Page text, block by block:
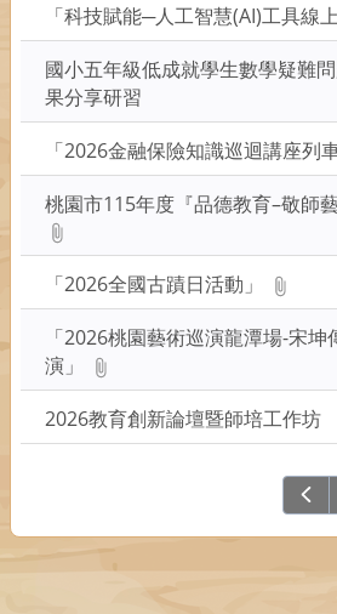
「科技賦能─人工智慧(AI)工具線
國小五年級低成就學生數學疑難
果分享研習
「2026金融保險知識巡迴講座列
桃園市115年度『品德教育–敬師
「2026全國古蹟日活動」
「2026桃園藝術巡演龍潭場-宋
演」
2026教育創新論壇暨師培工作坊